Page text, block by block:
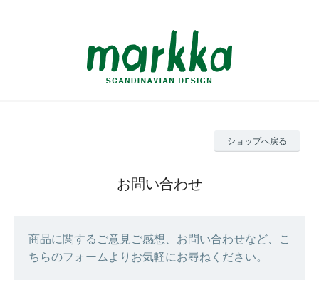
ショップへ戻る
お問い合わせ
商品に関するご意見ご感想、お問い合わせなど、こ
ちらのフォームよりお気軽にお尋ねください。